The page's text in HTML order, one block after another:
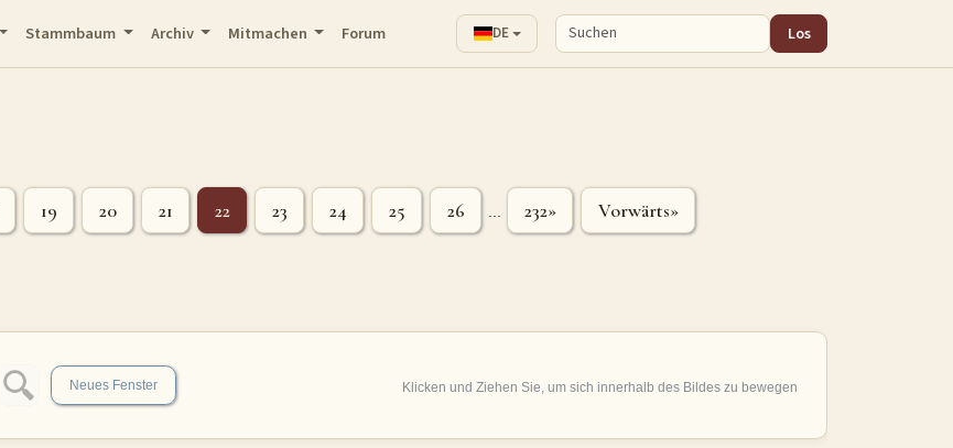
Stammbaum Archiv Mitmachen Forum DE Los
19 20 21 22 23 24 25 26 232» Vorwärts»